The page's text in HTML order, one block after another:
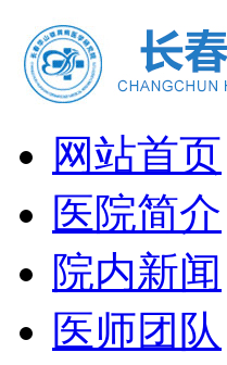
网站首页
医院简介
院内新闻
医师团队